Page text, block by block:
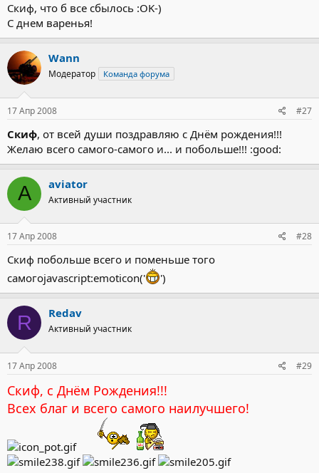
Скиф, что б все сбылось :OK-)
С днем варенья!
Wann
Модератор Команда форума
17 Апр 2008 #27
Скиф, от всей души поздравляю с Днём рождения!!!
Желаю всего самого-самого и... и побольше!!! :good:
A aviator
Активный участник
17 Апр 2008 #28
Скиф побольше всего и поменьше того
самогоjavascript:emoticon('
')
R Redav
Активный участник
17 Апр 2008 #29
Скиф, с Днём Рождения!!!
Всех благ и всего самого наилучшего!